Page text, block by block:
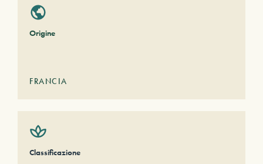
Origine
FRANCIA
Classificazione